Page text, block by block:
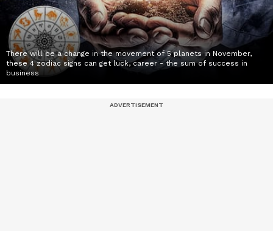
There will be a change in the movement of 5 planets in November,
these 4 zodiac signs can get luck, career - the sum of success in
business